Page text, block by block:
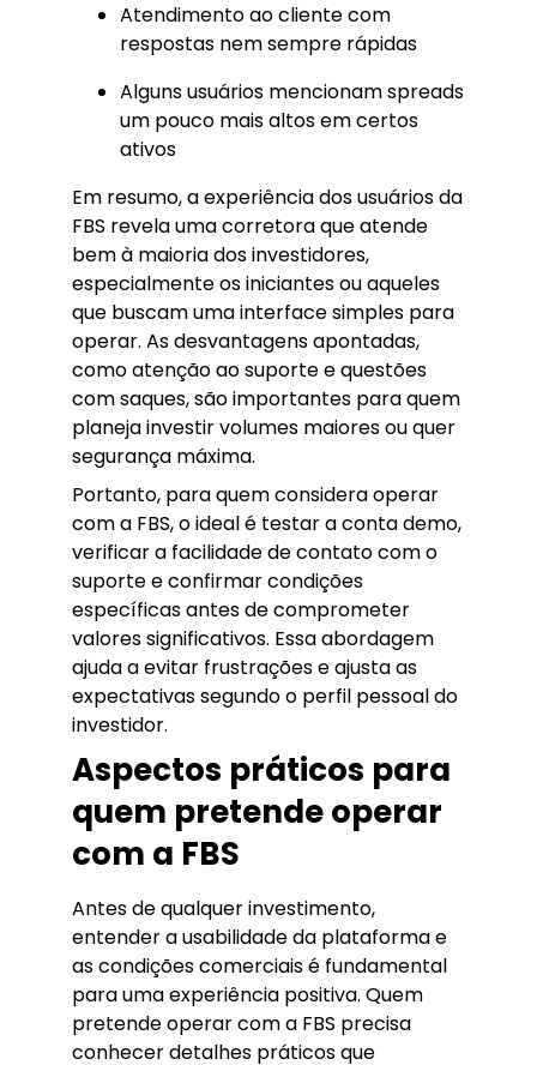
Atendimento ao cliente com
respostas nem sempre rápidas
Alguns usuários mencionam spreads
um pouco mais altos em certos
ativos
Em resumo, a experiência dos usuários da
FBS revela uma corretora que atende
bem à maioria dos investidores,
especialmente os iniciantes ou aqueles
que buscam uma interface simples para
operar. As desvantagens apontadas,
como atenção ao suporte e questões
com saques, são importantes para quem
planeja investir volumes maiores ou quer
segurança máxima.
Portanto, para quem considera operar
com a FBS, o ideal é testar a conta demo,
verificar a facilidade de contato com o
suporte e confirmar condições
específicas antes de comprometer
valores significativos. Essa abordagem
ajuda a evitar frustrações e ajusta as
expectativas segundo o perfil pessoal do
investidor.
Aspectos práticos para
quem pretende operar
com a FBS
Antes de qualquer investimento,
entender a usabilidade da plataforma e
as condições comerciais é fundamental
para uma experiência positiva. Quem
pretende operar com a FBS precisa
conhecer detalhes práticos que